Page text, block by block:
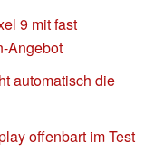
9 mit fast
Angebot
automatisch die
offenbart im Test